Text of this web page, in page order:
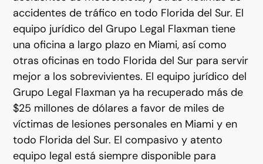
accidentes de tráfico en todo Florida del Sur. El
equipo jurídico del Grupo Legal Flaxman tiene
una oficina a largo plazo en Miami, así como
otras oficinas en todo Florida del Sur para servir
mejor a los sobrevivientes. El equipo jurídico del
Grupo Legal Flaxman ya ha recuperado más de
$25 millones de dólares a favor de miles de
víctimas de lesiones personales en Miami y en
todo Florida del Sur. El compasivo y atento
equipo legal está siempre disponible para